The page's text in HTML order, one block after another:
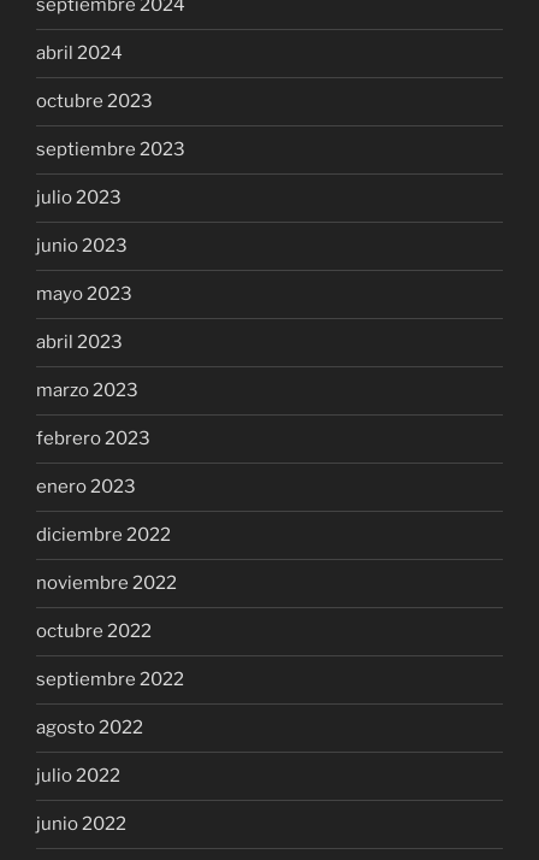
septiembre 2024
abril 2024
octubre 2023
septiembre 2023
julio 2023
junio 2023
mayo 2023
abril 2023
marzo 2023
febrero 2023
enero 2023
diciembre 2022
noviembre 2022
octubre 2022
septiembre 2022
agosto 2022
julio 2022
junio 2022